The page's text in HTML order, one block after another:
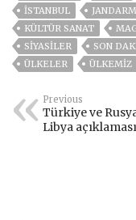
ISTANBUL
KÜLTÜR SANAT
SİYASİLER
SON
ÜLKELER
ÜLKEMIZ
Previous
Türkiye ve
Libya açıklaması